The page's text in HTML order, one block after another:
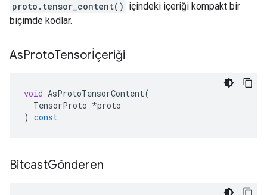
proto.tensor_content() içindeki içeriği kompakt bir
biçimde kodlar.
AsProtoTensorİçeriği
void AsProtoTensorContent(
TensorProto *proto
) const
BitcastGönderen